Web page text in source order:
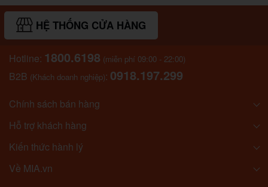
HỆ THỐNG CỬA HÀNG
Hotline: 1800.6198 (miễn phí 09:00 - 22:00)
B2B (Khách doanh nghiệp): 0918.197.299
Chính sách bán hàng
Hỗ trợ khách hàng
Kiến thức hành lý
Về MIA.vn